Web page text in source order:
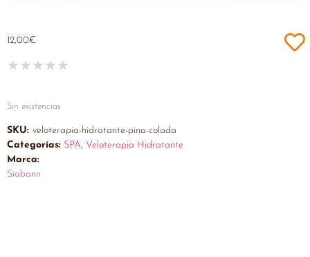
12,00€
★★★★★
Sin existencias
SKU: veloterapia-hidratante-pina-colada
Categorías: SPA, Veloterapia Hidratante
Marca:
Siabann